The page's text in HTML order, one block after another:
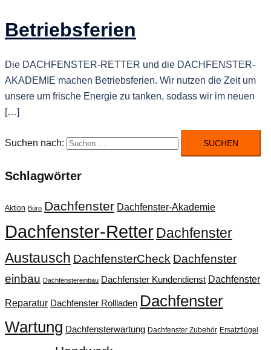
Betriebsferien
Die DACHFENSTER-RETTER und die DACHFENSTER-
AKADEMIE machen Betriebsferien. Wir nutzen die Zeit um
unsere um frische Energie zu tanken, sodass wir im neuen
[…]
Suchen nach:
Schlagwörter
Aktion Büro Dachfenster Dachfenster-Akademie
Dachfenster-RetterDachfenster
Austausch DachfensterCheck Dachfenster
einbau Dachfenstereinbau Dachfenster Kundendienst Dachfenster
Reparatur Dachfenster Rollladen Dachfenster
Wartung Dachfensterwartung Dachfenster Zubehör Ersatzflügel